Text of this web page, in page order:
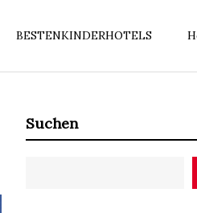
BESTENKINDERHOTELS
Suchen